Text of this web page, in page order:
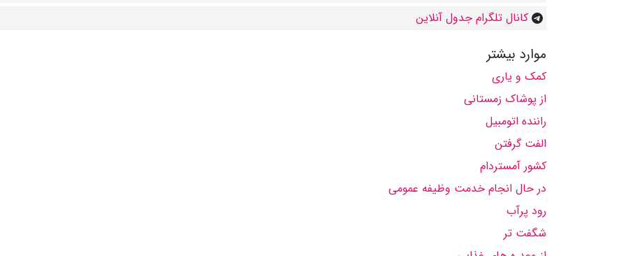
کانال تلگرام جدول آنلاین
موارد بیشتر
کمک و یاری
از پوشاک زمستانی
راننده اتومبیل
الفت گرفتن
کشور آمستردام
در حال انجام خدمت وظیفه عمومی
رود پرآب
شگفت تر